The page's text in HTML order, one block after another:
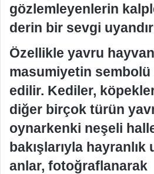
gözlemleyenlerin
derin bir sevgi
Özellikle yavru
masumiyetin
edilir. Kediler,
diğer birçok türün
oynarkenki neşeli
bakışlarıyla hayranlık
anlar, fotoğraflanarak